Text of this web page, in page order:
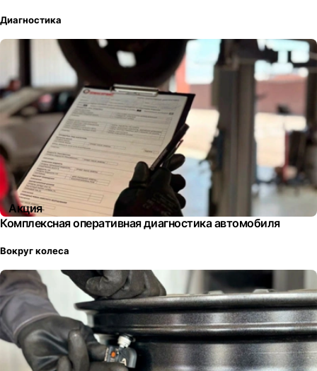
Диагностика
Акция
Комплексная оперативная диагностика автомобиля
Вокруг колеса